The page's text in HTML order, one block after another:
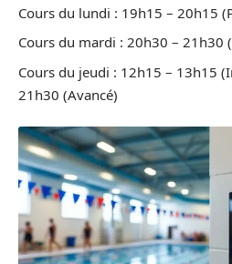
Cours du lundi : 19h15 – 20h15
Cours du mardi : 20h30 – 21h30
Cours du jeudi : 12h15 – 13h15
21h30 (Avancé)